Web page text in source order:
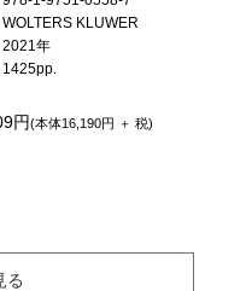
WOLTERS KLUWER
2021年
1425pp.
円(本体16,190円 ＋ 税)
る